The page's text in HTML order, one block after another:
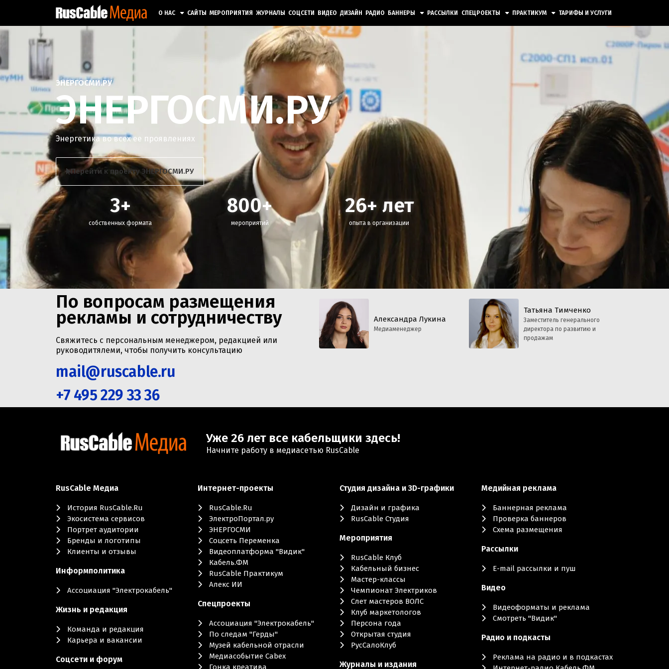
О НАС САЙТЫ МЕРОПРИЯТИЯ ЖУРНАЛЫ СОЦСЕТИ ВИДЕО ДИЗАЙН РАДИО БАННЕРЫ РАССЫЛКИ СПЕЦРОЕКТЫ ПРАКТИКУМ ТАРИФЫ И УСЛУГИ
ЭНЕРГОСМИ.РУ
ЭНЕРГОСМИ.РУ
Энергетика во всех ее проявлениях
Перейти к проекту ЭНЕРГОСМИ.РУ
собственных формата
3+
мероприятий
800+
опыта в организации
26+ лет
По вопросам размещения
рекламы и сотрудничеству
Свяжитесь с персональным менеджером, редакцией или
руководитялеми, чтобы получить консультацию
mail@ruscable.ru
+7 495 229 33 36
Александра Лукина
Медиаменеджер
Татьяна Тимченко
Заместитель генерального
директора по развитию и
продажам
Уже 26 лет все кабельщики здесь!
Начните работу в медиасетью RusCable
RusCable Медиа
История RusCable.Ru
Экосистема сервисов
Портрет аудитории
Бренды и логотипы
Клиенты и отзывы
Информполитика
Ассоциация "Электрокабель"
Жизнь и редакция
Команда и редакция
Карьера и вакансии
Соцсети и форум
Интернет-проекты
RusCable.Ru
ЭлектроПортал.ру
ЭНЕРГОСМИ
Cоцсеть Переменка
Видеоплатформа "Видик"
Кабель.ФМ
RusCable Практикум
Алекс ИИ
Cпецпроекты
Ассоциация "Электрокабель"
По следам "Герды"
Музей кабельной отрасли
Медиасобытие Cabex
Гонка креатива
Студия дизайна и 3D-графики
Дизайн и графика
RusCable Студия
Мероприятия
RusCable Клуб
Кабельный бизнес
Мастер-классы
Чемпионат Электриков
Слет мастеров ВОЛС
Клуб маркетологов
Персона года
Открытая студия
РусСалоКлуб
Журналы и издания
Медийная реклама
Баннерная реклама
Проверка баннеров
Схема размещения
Рассылки
E-mail рассылки и пуш
Видео
Видеоформаты и реклама
Смотреть "Видик"
Радио и подкасты
Реклама на радио и в подкастах